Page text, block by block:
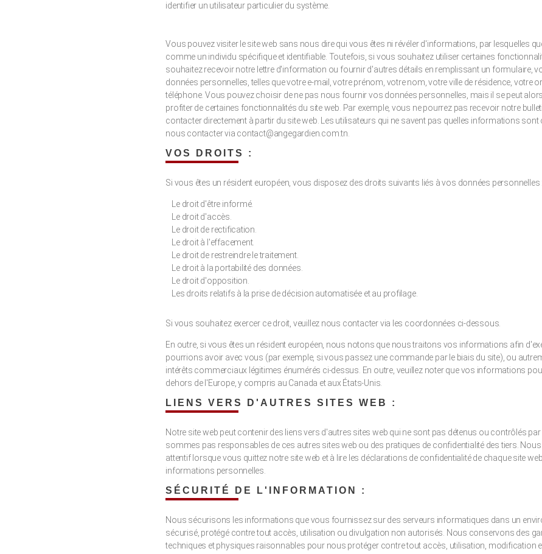
identifier un utilisateur particulier du système.
Vous pouvez visiter le site web sans nous dire qui vous êtes ni révéler d'informations, par lesquelles
comme un individu spécifique et identifiable. Toutefois, si vous souhaitez utiliser certaines
souhaitez recevoir notre lettre d'information ou fournir d'autres détails en remplissant un formulaire,
données personnelles, telles que votre e-mail, votre prénom, votre nom, votre ville de résidence, votre
téléphone. Vous pouvez choisir de ne pas nous fournir vos données personnelles, mais il se peut
profiter de certaines fonctionnalités du site web. Par exemple, vous ne pourrez pas recevoir notre
contacter directement à partir du site web. Les utilisateurs qui ne savent pas quelles informations
nous contacter via contact@angegardien.com.tn.
VOS DROITS :
Si vous êtes un résident européen, vous disposez des droits suivants liés à vos données personnelles :
Le droit d'être informé.
Le droit d'accès.
Le droit de rectification.
Le droit à l'effacement.
Le droit de restreindre le traitement.
Le droit à la portabilité des données.
Le droit d'opposition.
Les droits relatifs à la prise de décision automatisée et au profilage.
Si vous souhaitez exercer ce droit, veuillez nous contacter via les coordonnées ci-dessous.
En outre, si vous êtes un résident européen, nous notons que nous traitons vos informations afin
pourrions avoir avec vous (par exemple, si vous passez une commande par le biais du site), ou
intérêts commerciaux légitimes énumérés ci-dessus. En outre, veuillez noter que vos informations
dehors de l'Europe, y compris au Canada et aux États-Unis.
LIENS VERS D'AUTRES SITES WEB :
Notre site web peut contenir des liens vers d'autres sites web qui ne sont pas détenus ou contrôlés
sommes pas responsables de ces autres sites web ou des pratiques de confidentialité des tiers.
attentif lorsque vous quittez notre site web et à lire les déclarations de confidentialité de chaque site
informations personnelles.
SÉCURITÉ DE L'INFORMATION :
Nous sécurisons les informations que vous fournissez sur des serveurs informatiques dans un
sécurisé, protégé contre tout accès, utilisation ou divulgation non autorisés. Nous conservons des
techniques et physiques raisonnables pour nous protéger contre tout accès, utilisation, modification